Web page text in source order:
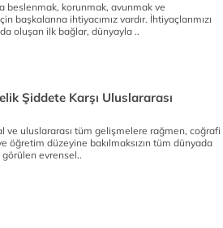
beslenmak, korunmak, avunmak ve
başkalarına ihtiyacımız vardır. İhtiyaçlarımızı
oluşan ilk bağlar, dünyayla ..
Şiddete Karşı Uluslararası
ve uluslararası tüm gelişmelere rağmen, coğrafi
öğretim düzeyine bakılmaksızın tüm dünyada
evrensel..